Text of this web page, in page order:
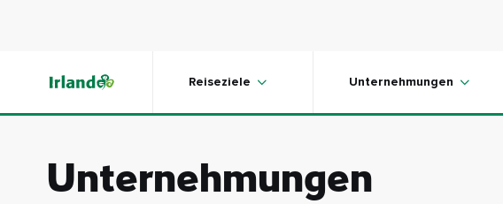
Reiseziele Unternehmungen
Unternehmungen